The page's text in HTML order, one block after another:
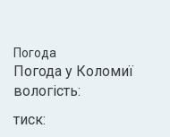
Погода
Погода у Коломиї
вологість:
тиск: